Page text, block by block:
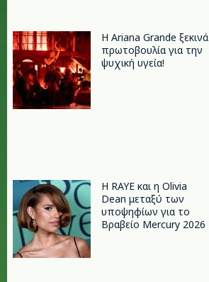
Η Ariana Grande ξεκινά
πρωτοβουλία για την
ψυχική υγεία!
Η RAYE και η Olivia
Dean μεταξύ των
υποψηφίων για το
Βραβείο Mercury 2026